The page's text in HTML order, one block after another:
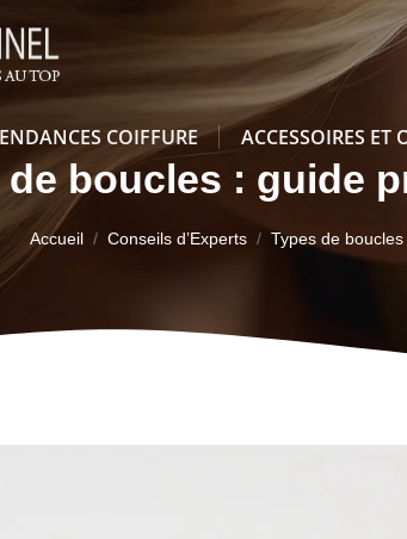
COIFFURE ACCESSOIRES ET
de boucles : guide
Accueil Conseils d’Experts Types de